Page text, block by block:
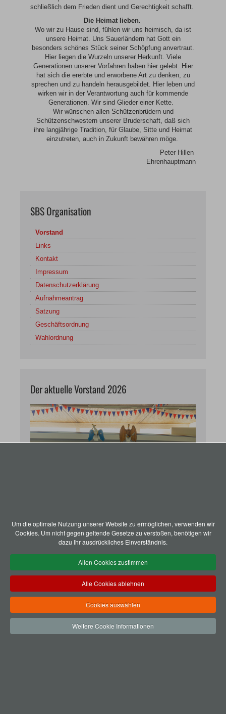
schließlich dem Frieden dient und Gerechtigkeit schafft.
Die Heimat lieben.
Wo wir zu Hause sind, fühlen wir uns heimisch, da ist
unsere Heimat. Uns Sauerländern hat Gott ein
besonders schönes Stück seiner Schöpfung anvertraut.
Hier liegen die Wurzeln unserer Herkunft. Viele
Generationen unserer Vorfahren haben hier gelebt. Hier
hat sich die ererbte und erworbene Art zu denken, zu
sprechen und zu handeln herausgebildet. Hier leben und
wirken wir in der Verantwortung auch für kommende
Generationen. Wir sind Glieder einer Kette.
Wir wünschen allen Schützenbrüdern und
Schützenschwestern unserer Bruderschaft, daß sich
ihre langjährige Tradition, für Glaube, Sitte und Heimat
einzutreten, auch in Zukunft bewähren möge.
Peter Hillen
Ehrenhauptmann
SBS Organisation
Vorstand
Links
Kontakt
Impressum
Datenschutzerklärung
Aufnahmeantrag
Satzung
Geschäftsordnung
Wahlordnung
Der aktuelle Vorstand 2026
Vorstand und Ehrenvorstand
Um die optimale Nutzung unserer Website zu ermöglichen, verwenden wir
Cookies. Um nicht gegen geltende Gesetze zu verstoßen, benötigen wir
dazu Ihr ausdrückliches Einverständnis.
Allen Cookies zustimmen
Alle Cookies ablehnen
Cookies auswählen
Weitere Cookie Informationen